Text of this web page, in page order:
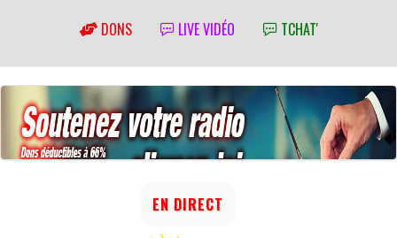
DONS LIVE VIDÉO TCHAT'
EN DIRECT